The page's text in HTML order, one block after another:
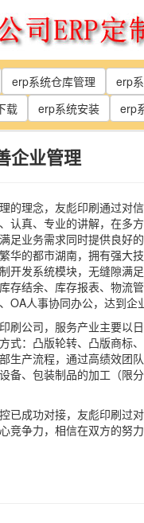
erp系统仓库管理 erp
载 erp系统安装 erp
企业管理
的理念，友彪印刷通过对
真、专业的讲解，在多
业务需求同时提供良
的都市湖南，拥有强
发系统模块，无缝隙
结余、库存报表、物
人事协同办公，达到企
公司，服务产业主要
：凸版轮转、凸版商
产流程，通过高绩效
、包装制品的加工（
成功对接，友彪印刷
争力，相信在双方的努